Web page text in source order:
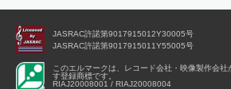
JASRAC許諾第9017915012Y30005号
JASRAC許諾第9017915011Y55005号
このエルマークは、レコード会社・映像製作会
す登録商標です。
RIAJ20008001 / RIAJ20008004